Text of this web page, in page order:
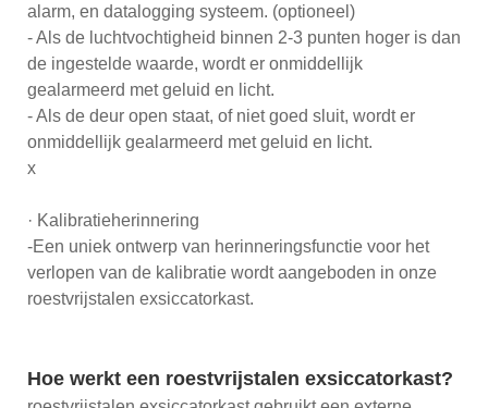
alarm, en datalogging systeem. (optioneel)
- Als de luchtvochtigheid binnen 2-3 punten hoger is dan
de ingestelde waarde, wordt er onmiddellijk
gealarmeerd met geluid en licht.
- Als de deur open staat, of niet goed sluit, wordt er
onmiddellijk gealarmeerd met geluid en licht.
x
· Kalibratieherinnering
-Een uniek ontwerp van herinneringsfunctie voor het
verlopen van de kalibratie wordt aangeboden in onze
roestvrijstalen exsiccatorkast.
Hoe werkt een roestvrijstalen exsiccatorkast?